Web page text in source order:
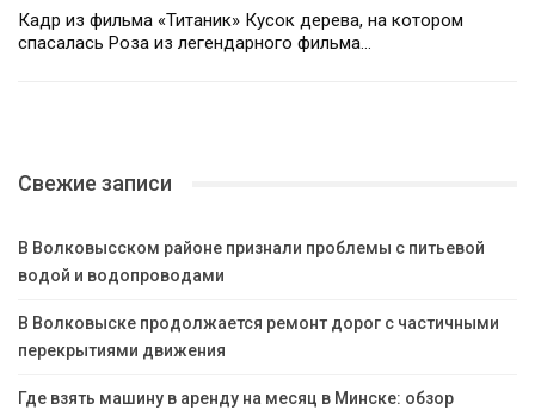
Кадр из фильма «Титаник» Кусок дерева, на котором
спасалась Роза из легендарного фильма…
Свежие записи
В Волковысском районе признали проблемы с питьевой
водой и водопроводами
В Волковыске продолжается ремонт дорог с частичными
перекрытиями движения
Где взять машину в аренду на месяц в Минске: обзор